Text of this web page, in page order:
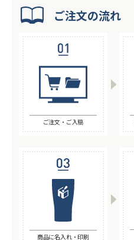
ご注文の流れ
ご注文・ご入稿
商品に名入れ・印刷